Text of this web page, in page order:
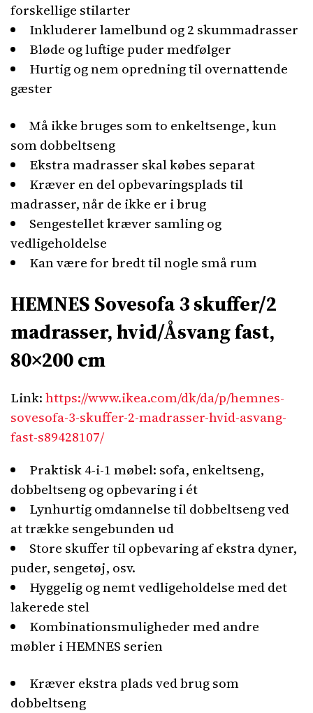
forskellige stilarter
Inkluderer lamelbund og 2 skummadrasser
Bløde og luftige puder medfølger
Hurtig og nem opredning til overnattende
gæster
Må ikke bruges som to enkeltsenge, kun
som dobbeltseng
Ekstra madrasser skal købes separat
Kræver en del opbevaringsplads til
madrasser, når de ikke er i brug
Sengestellet kræver samling og
vedligeholdelse
Kan være for bredt til nogle små rum
HEMNES Sovesofa 3 skuffer/2
madrasser, hvid/Åsvang fast,
80×200 cm
Link:https://www.ikea.com/dk/da/p/hemnes-
sovesofa-3-skuffer-2-madrasser-hvid-asvang-
fast-s89428107/
Praktisk 4-i-1 møbel: sofa, enkeltseng,
dobbeltseng og opbevaring i ét
Lynhurtig omdannelse til dobbeltseng ved
at trække sengebunden ud
Store skuffer til opbevaring af ekstra dyner,
puder, sengetøj, osv.
Hyggelig og nemt vedligeholdelse med det
lakerede stel
Kombinationsmuligheder med andre
møbler i HEMNES serien
Kræver ekstra plads ved brug som
dobbeltseng